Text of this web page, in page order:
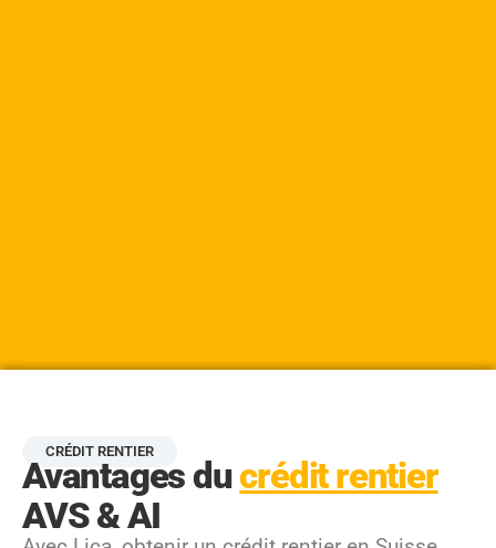
CRÉDIT RENTIER
Avantages ducrédit rentier
AVS & AI